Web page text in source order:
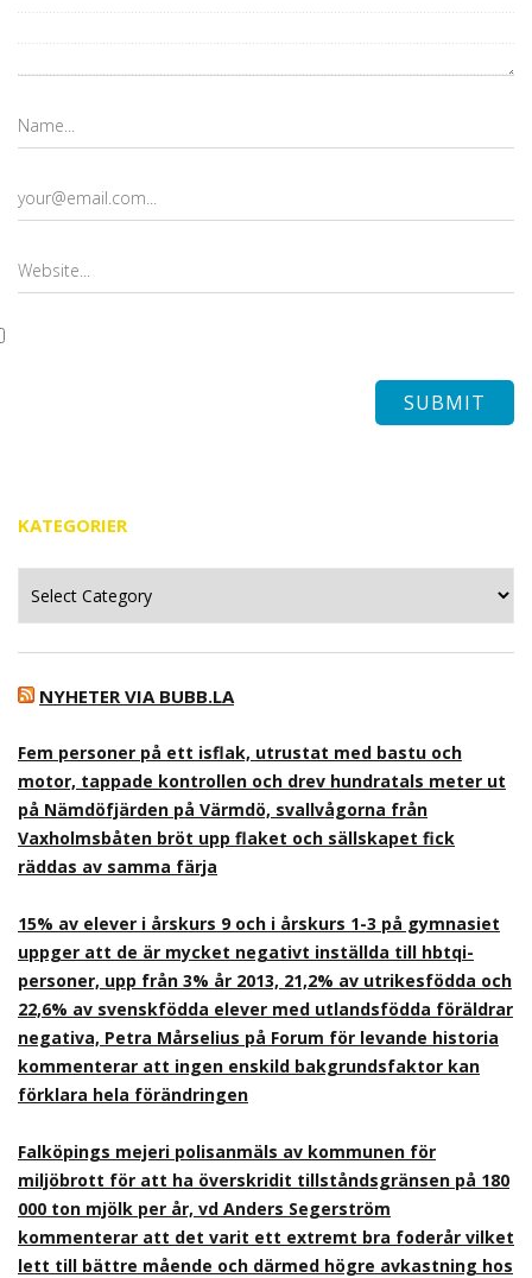
KATEGORIER
NYHETER VIA BUBB.LA
Fem personer på ett isflak, utrustat med bastu och
motor, tappade kontrollen och drev hundratals meter ut
på Nämdöfjärden på Värmdö, svallvågorna från
Vaxholmsbåten bröt upp flaket och sällskapet fick
räddas av samma färja
15% av elever i årskurs 9 och i årskurs 1-3 på gymnasiet
uppger att de är mycket negativt inställda till hbtqi-
personer, upp från 3% år 2013, 21,2% av utrikesfödda och
22,6% av svenskfödda elever med utlandsfödda föräldrar
negativa, Petra Mårselius på Forum för levande historia
kommenterar att ingen enskild bakgrundsfaktor kan
förklara hela förändringen
Falköpings mejeri polisanmäls av kommunen för
miljöbrott för att ha överskridit tillståndsgränsen på 180
000 ton mjölk per år, vd Anders Segerström
kommenterar att det varit ett extremt bra foderår vilket
lett till bättre mående och därmed högre avkastning hos